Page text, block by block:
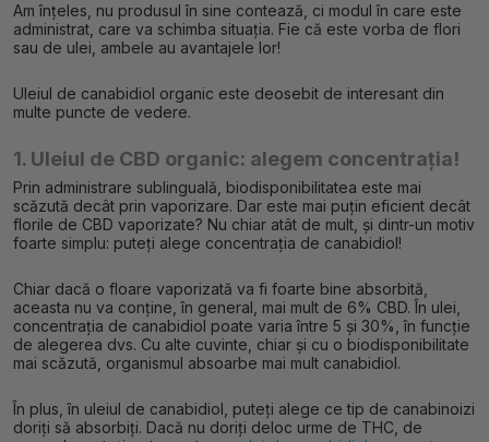
Am înțeles, nu produsul în sine contează, ci modul în care este
administrat, care va schimba situația. Fie că este vorba de flori
sau de ulei, ambele au avantajele lor!
Uleiul de canabidiol organic este deosebit de interesant din
multe puncte de vedere.
1. Uleiul de CBD organic: alegem concentrația!
Prin administrare sublinguală, biodisponibilitatea este mai
scăzută decât prin vaporizare. Dar este mai puțin eficient decât
florile de CBD vaporizate? Nu chiar atât de mult, și dintr-un motiv
foarte simplu: puteți alege concentrația de canabidiol!
Chiar dacă o floare vaporizată va fi foarte bine absorbită,
aceasta nu va conține, în general, mai mult de 6% CBD. În ulei,
concentrația de canabidiol poate varia între 5 și 30%, în funcție
de alegerea dvs. Cu alte cuvinte, chiar și cu o biodisponibilitate
mai scăzută, organismul absoarbe mai mult canabidiol.
În plus, în uleiul de canabidiol, puteți alege ce tip de canabinoizi
doriți să absorbiți. Dacă nu doriți deloc urme de THC, de